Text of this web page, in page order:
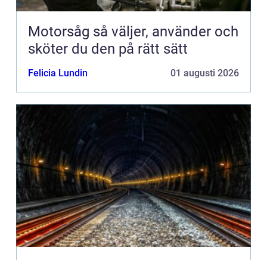
Motorsåg så väljer, använder och
sköter du den på rätt sätt
Felicia Lundin 01 augusti 2026